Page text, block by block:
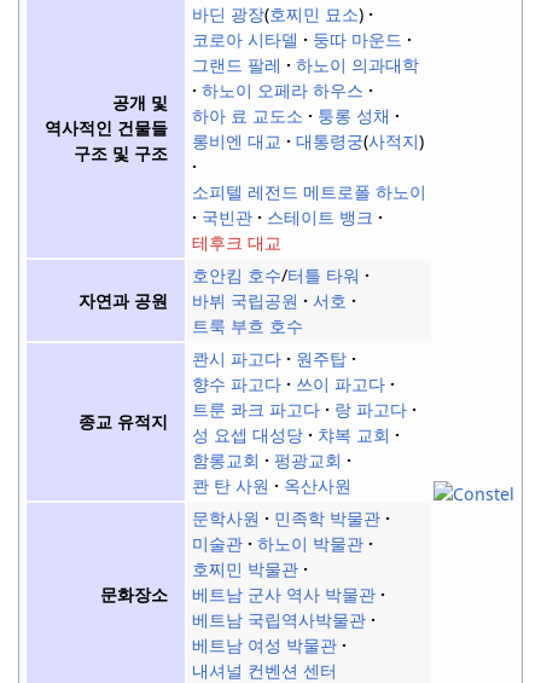
공개 및
역사적인 건물들
구조 및 구조
바딘 광장(호찌민 묘소)
코로아 시타델
둥따 마운드
그랜드 팔레
하노이 의과대학
하노이 오페라 하우스
하아 료 교도소
퉁롱 성채
롱비엔 대교
대통령궁(사적지)
소피텔 레전드 메트로폴 하노이
국빈관
스테이트 뱅크
테후크 대교
자연과 공원
호안킴 호수/터틀 타워
바뷔 국립공원
서호
트룩 부흐 호수
종교 유적지
콴시 파고다
원주탑
향수 파고다
쓰이 파고다
트룬 콰크 파고다
랑 파고다
성 요셉 대성당
챠복 교회
함롱교회
펑광교회
콴 탄 사원
옥산사원
문화장소
문학사원
민족학 박물관
미술관
하노이 박물관
호찌민 박물관
베트남 군사 역사 박물관
베트남 국립역사박물관
베트남 여성 박물관
내셔널 컨벤션 센터